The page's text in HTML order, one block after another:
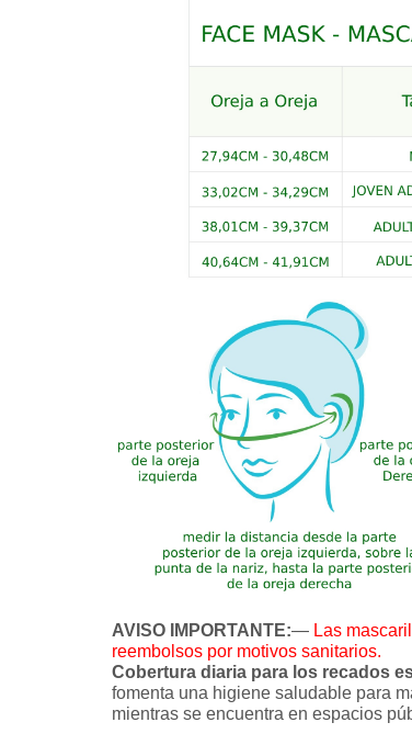
AVISO IMPORTANTE:— Las
reembolsos por motivos sanitarios.
Cobertura diaria para los recados
fomenta una higiene saludable para
mientras se encuentra en espacios